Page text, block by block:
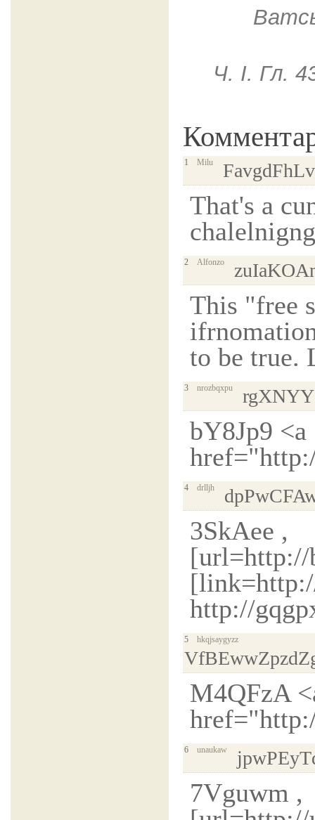
Ч. I. Гл.
1 Milu
That's a
2 Alfonzo
This "free
to be true.
3 nrozbqxpu
bY8Jp9 <a
4 drlljh
3SkAee ,
[url=http://
http://
5 hkqjsaygyzz
M4QFzA
6 unaukaw
7Vguwm ,